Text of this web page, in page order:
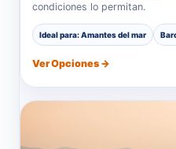
condiciones lo permitan.
Ideal para: Amantes del mar
Ver Opciones →